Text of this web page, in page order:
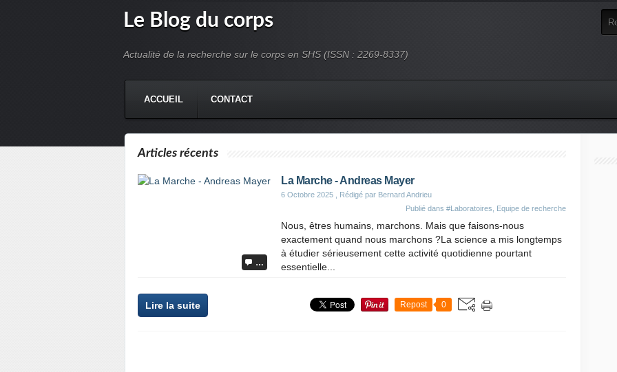
Le Blog du corps
Actualité de la recherche sur le corps en SHS (ISSN : 2269-8337)
ACCUEIL CONTACT
Articles récents
…
La Marche - Andreas Mayer
6 Octobre 2025 , Rédigé par Bernard Andrieu
Publié dans #Laboratoires, Equipe de recherche
Nous, êtres humains, marchons. Mais que faisons-nous
exactement quand nous marchons ?La science a mis longtemps
à étudier sérieusement cette activité quotidienne pourtant
essentielle...
Lire la suite Repost 0